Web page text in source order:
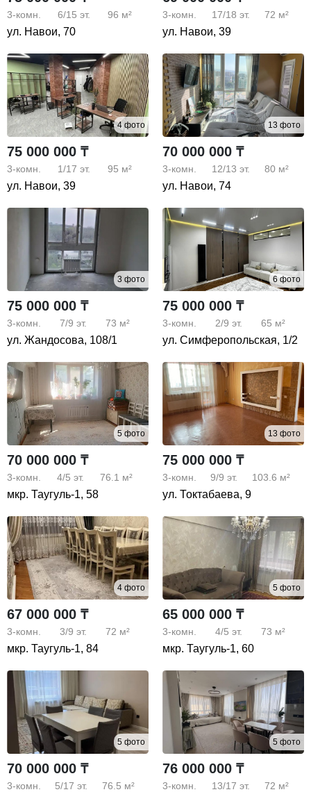
3-комн. 6/15 эт. 96 м²
ул. Навои, 70
3-комн. 17/18 эт. 72 м²
ул. Навои, 39
4 фото
75 000 000 ₸
3-комн. 1/17 эт. 95 м²
ул. Навои, 39
13 фото
70 000 000 ₸
3-комн. 12/13 эт. 80 м²
ул. Навои, 74
3 фото
75 000 000 ₸
3-комн. 7/9 эт. 73 м²
ул. Жандосова, 108/1
6 фото
75 000 000 ₸
3-комн. 2/9 эт. 65 м²
ул. Симферопольская, 1/2
5 фото
70 000 000 ₸
3-комн. 4/5 эт. 76.1 м²
мкр. Таугуль-1, 58
13 фото
75 000 000 ₸
3-комн. 9/9 эт. 103.6 м²
ул. Токтабаева, 9
4 фото
67 000 000 ₸
3-комн. 3/9 эт. 72 м²
мкр. Таугуль-1, 84
5 фото
65 000 000 ₸
3-комн. 4/5 эт. 73 м²
мкр. Таугуль-1, 60
5 фото
70 000 000 ₸
3-комн. 5/17 эт. 76.5 м²
5 фото
76 000 000 ₸
3-комн. 13/17 эт. 72 м²